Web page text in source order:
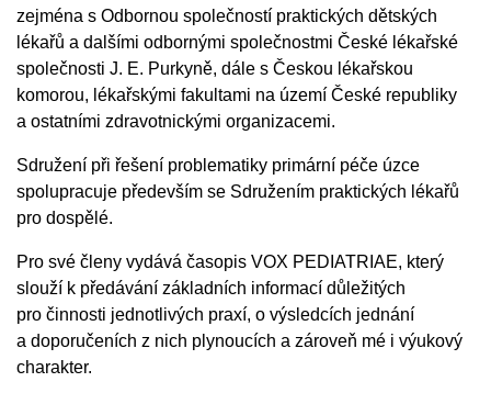
zejména s Odbornou společností praktických dětských
lékařů a dalšími odbornými společnostmi České lékařské
společnosti J. E. Purkyně, dále s Českou lékařskou
komorou, lékařskými fakultami na území České republiky
a ostatními zdravotnickými organizacemi.
Sdružení při řešení problematiky primární péče úzce
spolupracuje především se Sdružením praktických lékařů
pro dospělé.
Pro své členy vydává časopis VOX PEDIATRIAE, který
slouží k předávání základních informací důležitých
pro činnosti jednotlivých praxí, o výsledcích jednání
a doporučeních z nich plynoucích a zároveň mé i výukový
charakter.